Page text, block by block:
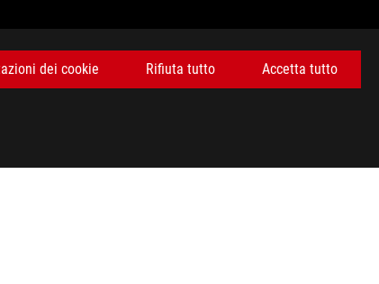
dei cookie Rifiuta tutto Accetta tutto
e non necessariamente corrispondono a
a cambiamento senza preavviso. Per ottenere
delle specifiche tecniche del singolo prodotto. Per
http://www.asusworld.it/.
(HDMI Trade dress) e i loghi HDMI sono marchi